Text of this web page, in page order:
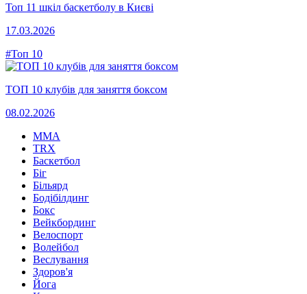
Топ 11 шкіл баскетболу в Києві
17.03.2026
#Топ 10
ТОП 10 клубів для заняття боксом
08.02.2026
MMA
TRX
Баскетбол
Біг
Більярд
Бодібілдинг
Бокс
Вейкбординг
Велоспорт
Волейбол
Веслування
Здоров'я
Йога